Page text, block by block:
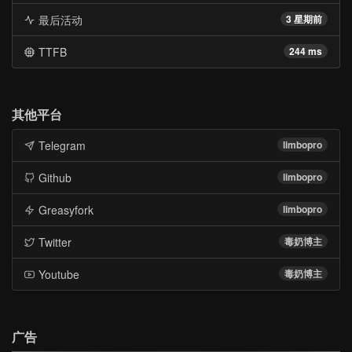
3 星期前
最后活动
244 ms
TTFB
其他平台
limbopro
Telegram
limbopro
Github
limbopro
Greasyfork
毒奶博主
Twitter
毒奶博主
Youtube
广告